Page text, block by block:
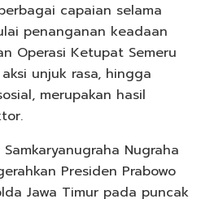
capaian selama
penanganan keadaan
Operasi Ketupat Semeru
unjuk rasa, hingga
merupakan hasil
Nugraha
Presiden Prabowo
Jawa Timur pada puncak